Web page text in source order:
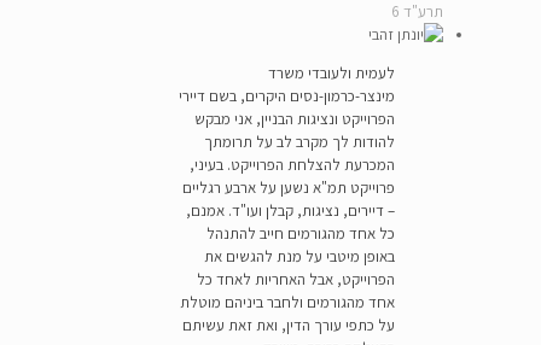
תרע"ד 6
לעמית ולעובדי משרד
מינצר-כרמון-נסים היקרים, בשם דיירי
הפרוייקט ונציגות הבניין, אני מבקש
להודות לך מקרב לב על תרומתך
המכרעת להצלחת הפרוייקט. בעיני,
פרוייקט תמ"א נשען על ארבע רגליים
– דיירים, נציגות, קבלן ועו"ד. אמנם,
כל אחד מהגורמים חייב להתנהל
באופן מיטבי על מנת להגשים את
הפרוייקט, אבל האחריות לאחד כל
אחד מהגורמים ולחבר ביניהם מוטלת
על כתפי עורך הדין, ואת זאת עשיתם